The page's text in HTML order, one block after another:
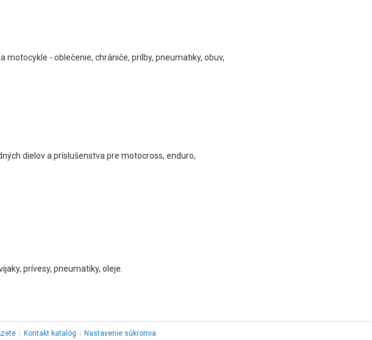
- oblečenie, chrániče, prilby, pneumatiky, obuv,
dielov a príslušenstva pre motocross, enduro,
prívesy, pneumatiky, oleje.
Kontakt katalóg Nastavenie súkromia